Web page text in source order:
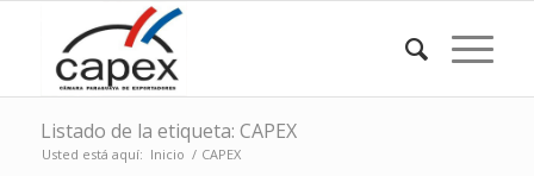
Listado de la etiqueta: CAPEX
Usted está aquí: Inicio / CAPEX